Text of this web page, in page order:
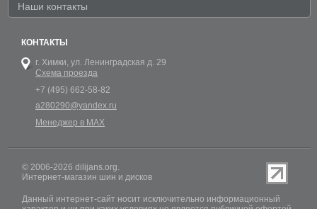
Наши контакты
КОНТАКТЫ
г. Химки, ул. Ленинградская д. 29
Схема проезда
+7 (495) 662-58-82
a280290@yandex.ru
Менеджер в MAX
© 2006-2026 dilijans.org.
Интернет-магазин шин и дисков
Данный интернет-сайт носит исключительно информационный